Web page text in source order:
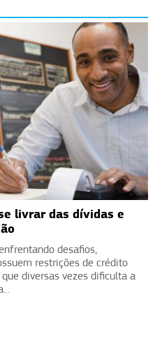
livrar das dívidas e
desafios,
restrições de crédito
diversas vezes dificulta a